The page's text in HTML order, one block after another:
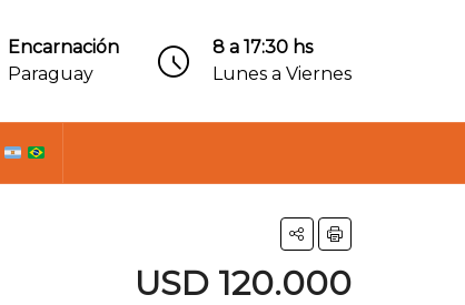
Encarnación
Paraguay
8 a 17:30 hs
Lunes a Viernes
USD 120.000